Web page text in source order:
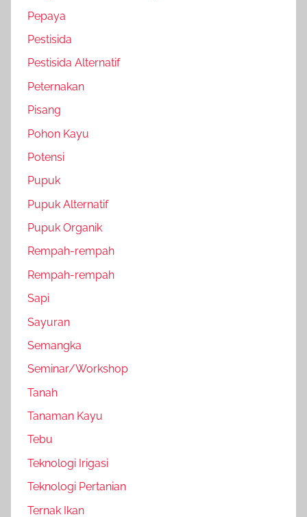
Pepaya
Pestisida
Pestisida Alternatif
Peternakan
Pisang
Pohon Kayu
Potensi
Pupuk
Pupuk Alternatif
Pupuk Organik
Rempah-rempah
Rempah-rempah
Sapi
Sayuran
Semangka
Seminar/Workshop
Tanah
Tanaman Kayu
Tebu
Teknologi Irigasi
Teknologi Pertanian
Ternak Ikan